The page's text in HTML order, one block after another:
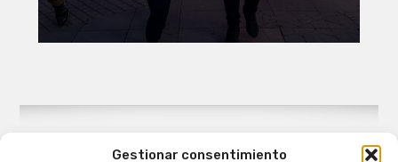
Gestionar consentimiento